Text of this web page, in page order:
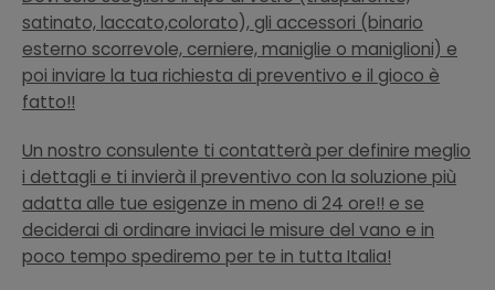
satinato, laccato,colorato), gli accessori (binario
esterno scorrevole, cerniere, maniglie o maniglioni) e
poi inviare la tua richiesta di preventivo e il gioco è
fatto!!
Un nostro consulente ti contatterà per definire meglio
i dettagli e ti invierà il preventivo con la soluzione più
adatta alle tue esigenze in meno di 24 ore!! e se
deciderai di ordinare inviaci le misure del vano e in
poco tempo spediremo per te in tutta Italia!